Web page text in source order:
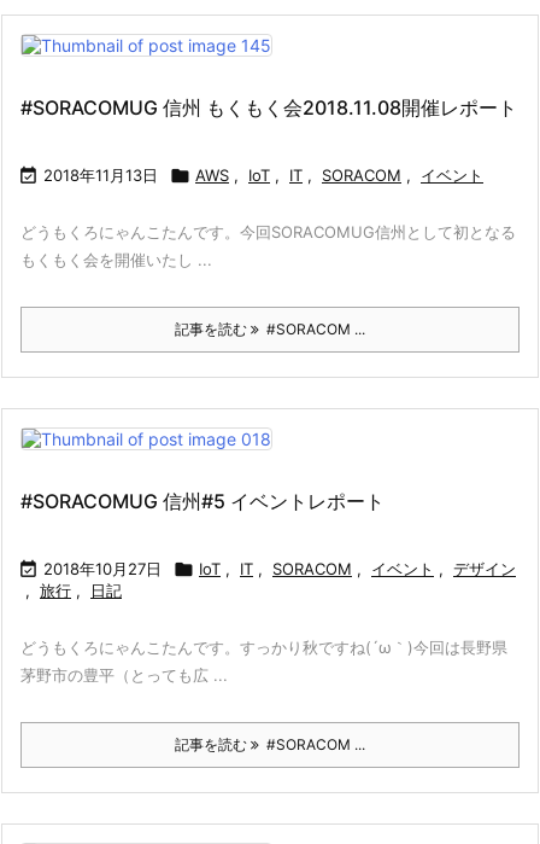
#SORACOMUG 信州 もくもく会2018.11.08開催レポート
 2018年11月13日  AWS , IoT , IT , SORACOM , イベント
どうもくろにゃんこたんです。今回SORACOMUG信州として初となる
もくもく会を開催いたし ...
記事を読む #SORACOM ...
#SORACOMUG 信州#5 イベントレポート
 2018年10月27日  IoT , IT , SORACOM , イベント , デザイン
, 旅行 , 日記
どうもくろにゃんこたんです。すっかり秋ですね(´ω｀)今回は長野県
茅野市の豊平（とっても広 ...
記事を読む #SORACOM ...